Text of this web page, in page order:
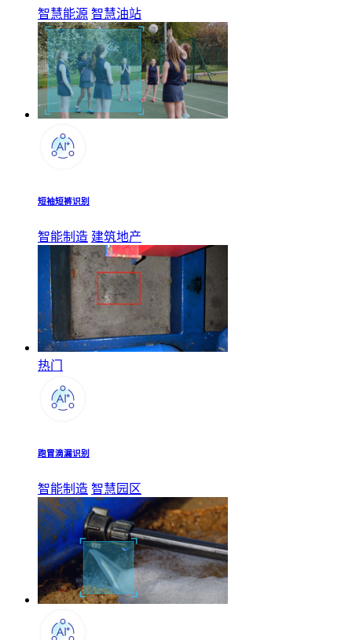
智慧能源 智慧油站
短袖短裤识别
智能制造 建筑地产
热门
跑冒滴漏识别
智能制造 智慧园区